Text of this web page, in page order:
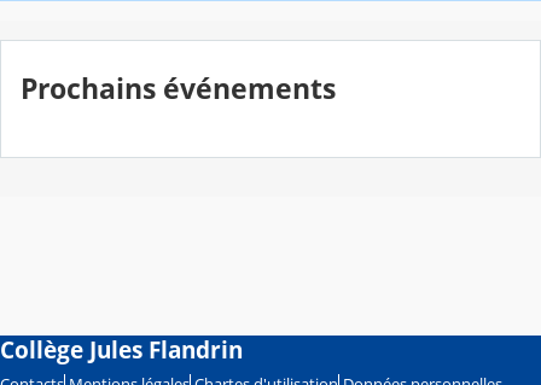
Prochains événements
Collège Jules Flandrin